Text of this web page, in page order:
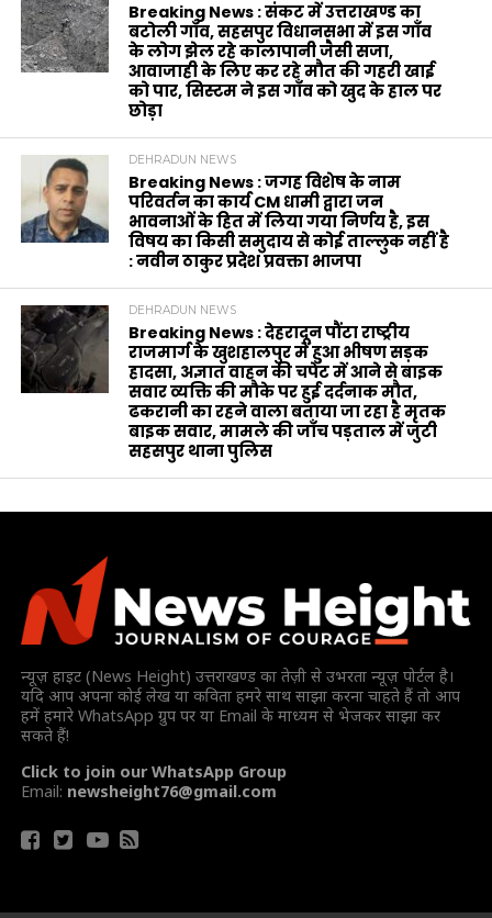
Breaking News : संकट में उत्तराखण्ड का
बटोली गाँव, सहसपुर विधानसभा में इस गाँव
के लोग झेल रहे कालापानी जैसी सजा,
आवाजाही के लिए कर रहे मौत की गहरी खाई
को पार, सिस्टम ने इस गाँव को खुद के हाल पर
छोड़ा
DEHRADUN NEWS
Breaking News : जगह विशेष के नाम
परिवर्तन का कार्य CM धामी द्वारा जन
भावनाओं के हित में लिया गया निर्णय है, इस
विषय का किसी समुदाय से कोई ताल्लुक नहीं है
: नवीन ठाकुर प्रदेश प्रवक्ता भाजपा
DEHRADUN NEWS
Breaking News : देहरादून पौंटा राष्ट्रीय
राजमार्ग के खुशहालपुर में हुआ भीषण सड़क
हादसा, अज्ञात वाहन की चपेट में आने से बाइक
सवार व्यक्ति की मौके पर हुई दर्दनाक मौत,
ढकरानी का रहने वाला बताया जा रहा है मृतक
बाइक सवार, मामले की जाँच पड़ताल में जुटी
सहसपुर थाना पुलिस
न्यूज़ हाइट (News Height) उत्तराखण्ड का तेज़ी से उभरता न्यूज़ पोर्टल है।
यदि आप अपना कोई लेख या कविता हमरे साथ साझा करना चाहते हैं तो आप
हमें हमारे WhatsApp ग्रुप पर या Email के माध्यम से भेजकर साझा कर
सकते हैं!
Click to join our WhatsApp Group
Email: newsheight76@gmail.com